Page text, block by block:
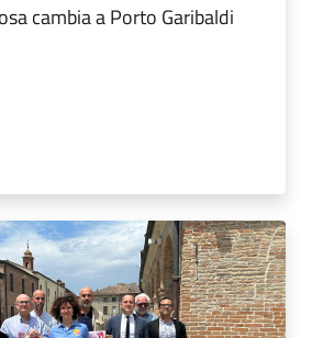
cambia a Porto Garibaldi